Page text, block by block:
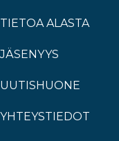
TIETOA ALASTA
JÄSENYYS
UUTISHUONE
YHTEYSTIEDOT